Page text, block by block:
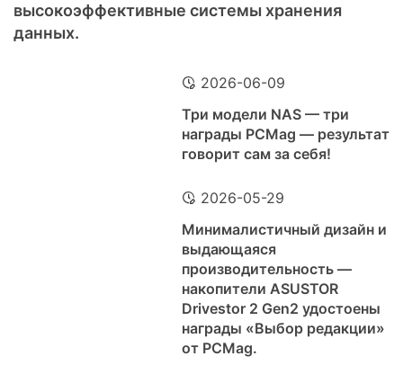
высокоэффективные системы хранения
данных.
2026-06-09
Три модели NAS — три
награды PCMag — результат
говорит сам за себя!
2026-05-29
Минималистичный дизайн и
выдающаяся
производительность —
накопители ASUSTOR
Drivestor 2 Gen2 удостоены
награды «Выбор редакции»
от PCMag.